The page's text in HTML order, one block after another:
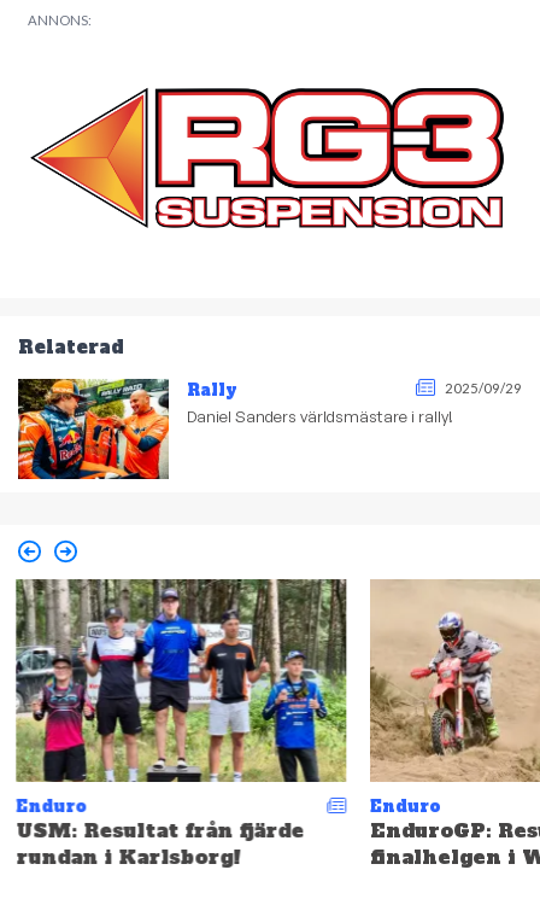
ANNONS:
Relaterad
Rally 2025/09/29
Daniel Sanders världsmästare i rally!
Enduro
USM: Resultat från fjärde
rundan i Karlsborg!
Enduro
EnduroGP:
finalhelgen i